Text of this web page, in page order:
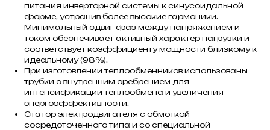
питания инверторной системы к синусоидальной
форме, устранив более высокие гармоники.
Минимальный сдвиг фаз между напряжением и
током обеспечивает активный характер нагрузки и
соответствует коэффициенту мощности близкому к
идеальному (98%).
При изготовлении теплообменников использованы
трубки с внутренним оребрением для
интенсификации теплообмена и увеличения
энергоэффективности.
Статор электродвигателя с обмоткой
сосредоточенного типа и со специальной